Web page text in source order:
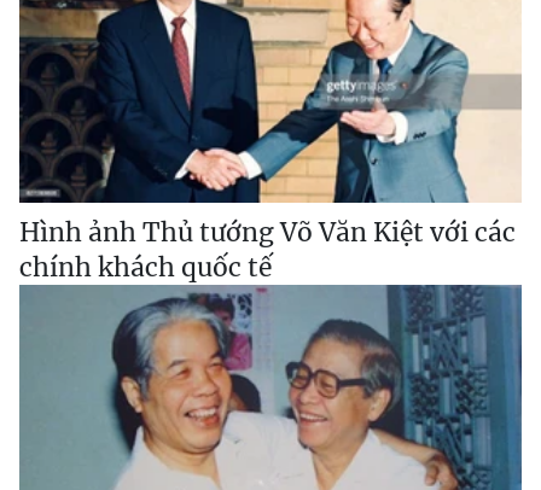
Hình ảnh Thủ tướng Võ Văn Kiệt với các
chính khách quốc tế